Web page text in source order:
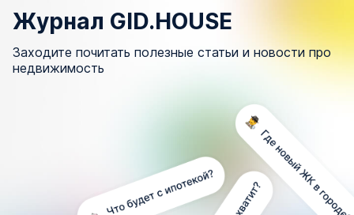
Журнал GID.HOUSE
Заходите почитать полезные статьи и новости про
недвижимость